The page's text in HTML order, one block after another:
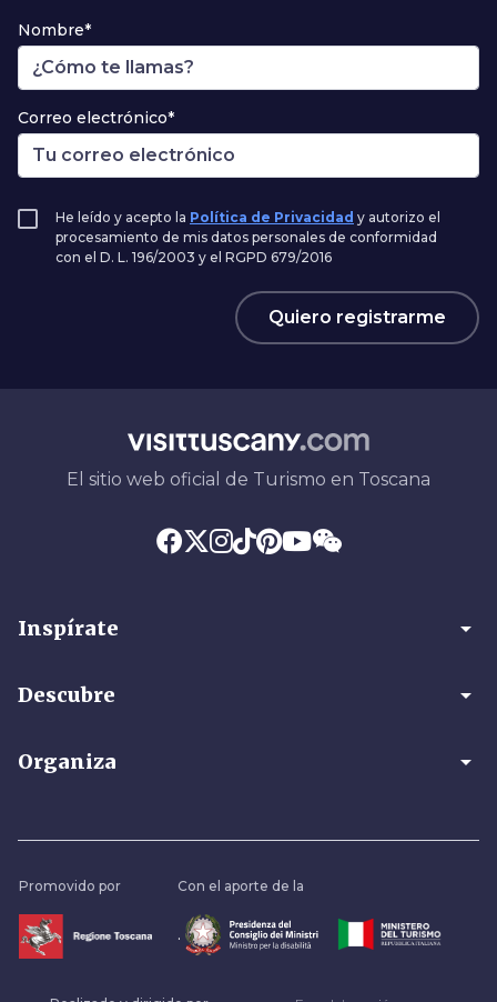
Nombre*
Correo electrónico*
He leído y acepto la Política de Privacidad y autorizo el
procesamiento de mis datos personales de conformidad
con el D. L. 196/2003 y el RGPD 679/2016
Quiero registrarme
El sitio web oficial de Turismo en Toscana
Inspírate arrow_drop_down
Descubre arrow_drop_down
Organiza arrow_drop_down
Promovido por Con el aporte de la
.